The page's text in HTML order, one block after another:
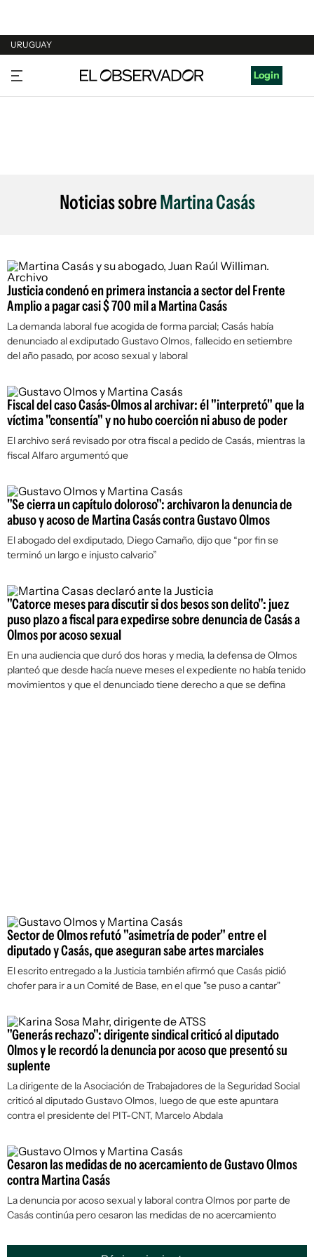
URUGUAY
URUGUAY
ARGENTINA
Login
Noticias sobreMartina Casás
Justicia condenó en primera instancia a sector del Frente
Amplio a pagar casi $ 700 mil a Martina Casás
La demanda laboral fue acogida de forma parcial; Casás había
denunciado al exdiputado Gustavo Olmos, fallecido en setiembre
del año pasado, por acoso sexual y laboral
Fiscal del caso Casás-Olmos al archivar: él "interpretó" que la
víctima "consentía" y no hubo coerción ni abuso de poder
El archivo será revisado por otra fiscal a pedido de Casás, mientras la
fiscal Alfaro argumentó que
"Se cierra un capítulo doloroso": archivaron la denuncia de
abuso y acoso de Martina Casás contra Gustavo Olmos
El abogado del exdiputado, Diego Camaño, dijo que “por fin se
terminó un largo e injusto calvario”
"Catorce meses para discutir si dos besos son delito": juez
puso plazo a fiscal para expedirse sobre denuncia de Casás a
Olmos por acoso sexual
En una audiencia que duró dos horas y media, la defensa de Olmos
planteó que desde hacía nueve meses el expediente no había tenido
movimientos y que el denunciado tiene derecho a que se defina
Sector de Olmos refutó "asimetría de poder" entre el
diputado y Casás, que aseguran sabe artes marciales
El escrito entregado a la Justicia también afirmó que Casás pidió
chofer para ir a un Comité de Base, en el que "se puso a cantar"
"Generás rechazo": dirigente sindical criticó al diputado
Olmos y le recordó la denuncia por acoso que presentó su
suplente
La dirigente de la Asociación de Trabajadores de la Seguridad Social
criticó al diputado Gustavo Olmos, luego de que este apuntara
contra el presidente del PIT-CNT, Marcelo Abdala
Cesaron las medidas de no acercamiento de Gustavo Olmos
contra Martina Casás
La denuncia por acoso sexual y laboral contra Olmos por parte de
Casás continúa pero cesaron las medidas de no acercamiento